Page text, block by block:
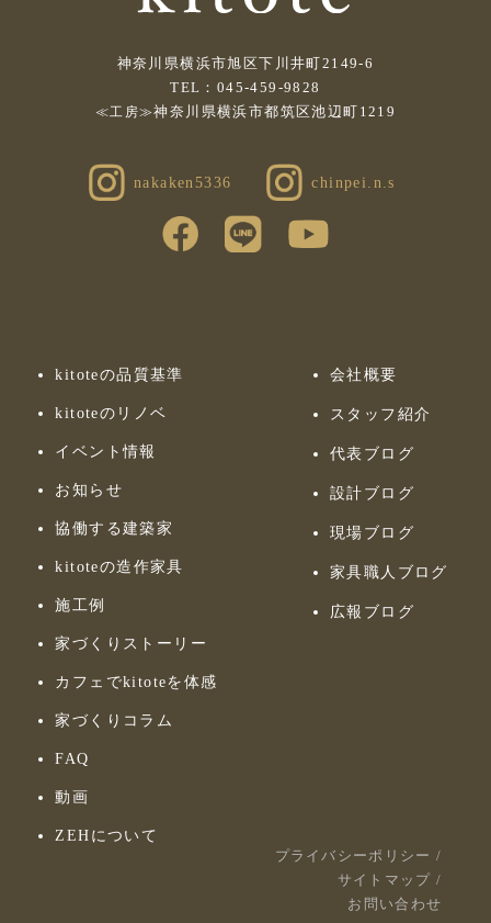
神奈川県横浜市旭区下川井町2149-6
TEL：045-459-9828
≪工房≫神奈川県横浜市都筑区池辺町1219
nakaken5336 chinpei.n.s
kitoteの品質基準
kitoteのリノベ
イベント情報
お知らせ
協働する建築家
kitoteの造作家具
施工例
家づくりストーリー
カフェでkitoteを体感
家づくりコラム
FAQ
動画
ZEHについて
会社概要
スタッフ紹介
代表ブログ
設計ブログ
現場ブログ
家具職人ブログ
広報ブログ
プライバシーポリシー /
サイトマップ /
お問い合わせ